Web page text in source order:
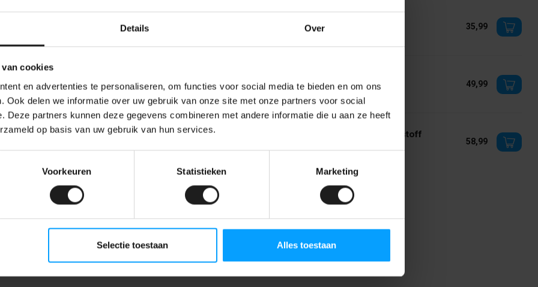
Details Over
van cookies
en advertenties te personaliseren, om functies voor social media te bieden en om ons
Ook delen we informatie over uw gebruik van onze site met onze partners voor social
Deze partners kunnen deze gegevens combineren met andere informatie die u aan ze heeft
op basis van uw gebruik van hun services.
Voorkeuren Statistieken Marketing
Selectie toestaan Alles toestaan
und die Zufriedenheit unserer Kunden.
Streifenbildung oder abweichende
aus den empfohlenen Anwendungen oder
35,99
Auf Lager
49,99
Urban Grey - Gemusterter Polsterstoff
Auf Lager
58,99